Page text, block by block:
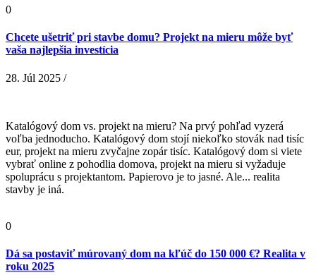
0
Chcete ušetriť pri stavbe domu? Projekt na mieru môže byť
vaša najlepšia investícia
28. Júl 2025 /
Katalógový dom vs. projekt na mieru? Na prvý pohľad vyzerá
voľba jednoducho. Katalógový dom stojí niekoľko stovák nad tisíc
eur, projekt na mieru zvyčajne zopár tisíc. Katalógový dom si viete
vybrať online z pohodlia domova, projekt na mieru si vyžaduje
spoluprácu s projektantom. Papierovo je to jasné. Ale... realita
stavby je iná.
0
Dá sa postaviť múrovaný dom na kľúč do 150 000 €? Realita v
roku 2025